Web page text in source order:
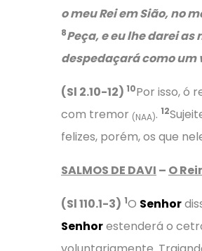
o meu Rei em Sião, no
8Peça, e eu lhe darei
despedaçará como um
(Sl 2.10-12) 10Por isso, ó
com tremor (NAA). 12
felizes, porém, os que
SALMOS DE DAVI – O
(Sl 110.1-3) 1O Senhor
Senhorestenderá o